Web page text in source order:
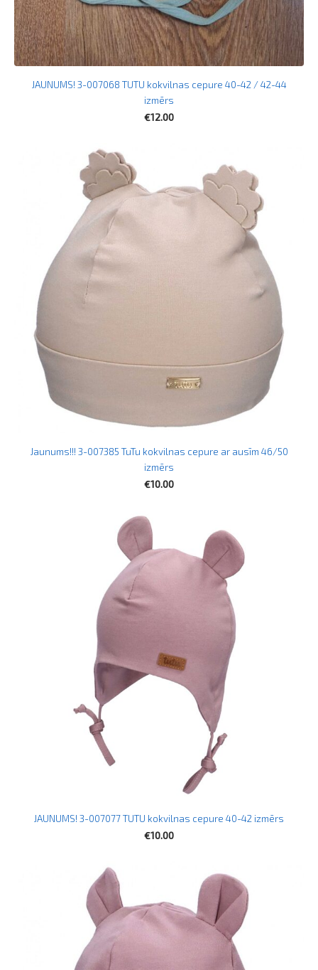
JAUNUMS! 3-007068 TUTU kokvilnas cepure 40-42 / 42-44
izmērs
€12.00
Jaunums!!! 3-007385 TuTu kokvilnas cepure ar ausīm 46/50
izmērs
€10.00
JAUNUMS! 3-007077 TUTU kokvilnas cepure 40-42 izmērs
€10.00